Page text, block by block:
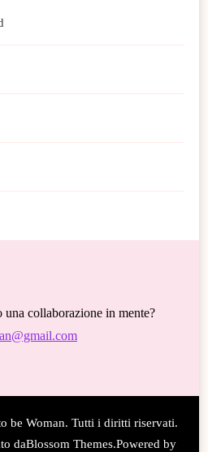
una collaborazione in mente?
be Woman. Tutti i diritti riservati.
daBlossom Themes.Powered by